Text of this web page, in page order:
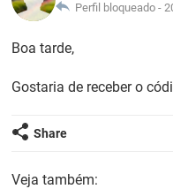
Perfil bloqueado -
Boa tarde,
Gostaria de receber o
Share
Veja também: